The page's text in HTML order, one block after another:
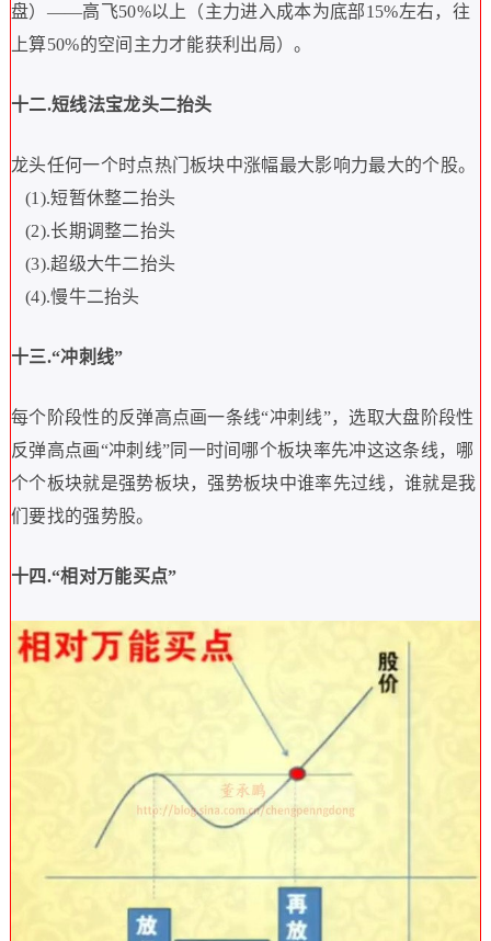
盘） ——高飞50%以上（主力进入成本为底部15%左右，往
上算50%的空间主力才能获利出局）。
十二.短线法宝龙头二抬头
龙头任何一个时点热门板块中涨幅最大影响力最大的个股。
(1).短暂休整二抬头
(2).长期调整二抬头
(3).超级大牛二抬头
(4).慢牛二抬头
十三.“冲刺线”
每个阶段性的反弹高点画一条线“冲刺线”，选取大盘阶段性
反弹高点画“冲刺线”同一时间哪个板块率先冲这这条线，哪
个个板块就是强势板块，强势板块中谁率先过线，谁就是我
们要找的强势股。
十四.“相对万能买点”